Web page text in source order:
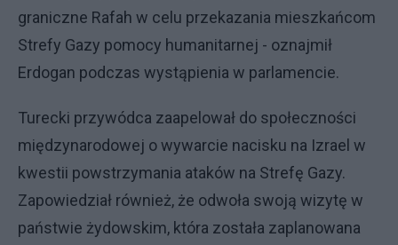
graniczne Rafah w celu przekazania mieszkańcom
Strefy Gazy pomocy humanitarnej - oznajmił
Erdogan podczas wystąpienia w parlamencie.
Turecki przywódca zaapelował do społeczności
międzynarodowej o wywarcie nacisku na Izrael w
kwestii powstrzymania ataków na Strefę Gazy.
Zapowiedział również, że odwoła swoją wizytę w
państwie żydowskim, która została zaplanowana